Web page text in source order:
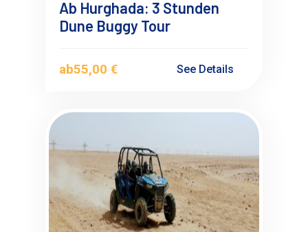
Ab Hurghada: 3 Stunden
Dune Buggy Tour
ab55,00 € See Details